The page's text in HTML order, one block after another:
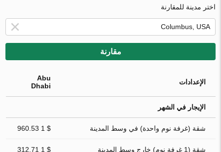
اختر مدينة للمقارنة
مقارنة
الإعدادات
Abu
Dhabi
الإيجار في الشهر
شقة (غرفة نوم واحدة) في وسط المدينة $ 1 960.53
شقة (1 غرفة نوم) خارج وسط المدينة $ 1 312.71